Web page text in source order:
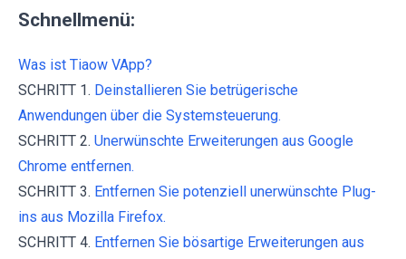
Schnellmenü:
Was ist Tiaow VApp?
SCHRITT 1. Deinstallieren Sie betrügerische
Anwendungen über die Systemsteuerung.
SCHRITT 2. Unerwünschte Erweiterungen aus Google
Chrome entfernen.
SCHRITT 3. Entfernen Sie potenziell unerwünschte Plug-
ins aus Mozilla Firefox.
SCHRITT 4. Entfernen Sie bösartige Erweiterungen aus